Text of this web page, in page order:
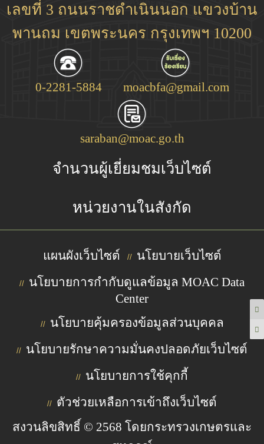
เลขที่ 3 ถนนราชดำเนินนอก แขวงบ้าน
พานถม เขตพระนคร กรุงเทพฯ 10200
0-2281-5884 moacbfa@gmail.com
saraban@moac.go.th
จำนวนผู้เยี่ยมชมเว็บไซต์
หน่วยงานในสังกัด
แผนผังเว็บไซต์ // นโยบายเว็บไซต์
// นโยบายการกำกับดูแลข้อมูล MOAC Data
Center
// นโยบายคุ้มครองข้อมูลส่วนบุคคล
// นโยบายรักษาความมั่นคงปลอดภัยเว็บไซต์
// นโยบายการใช้คุกกี้
// ตัวช่วยเหลือการเข้าถึงเว็บไซต์
สงวนลิขสิทธิ์ © 2568 โดยกระทรวงเกษตรและ